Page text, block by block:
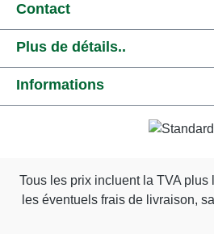
Contact
Plus de détails..
Informations
Tous les prix incluent la TVA plus
les éventuels frais de livraison,